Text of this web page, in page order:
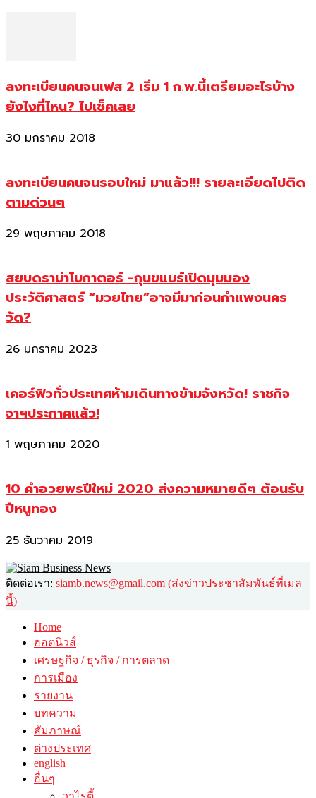
ลงทะเบียนคนจนเฟส 2 เริ่ม 1 ก.พ.นี้เตรียมอะไรบ้าง
ยังไงที่ไหน? ไปเช็คเลย
30 มกราคม 2018
ลงทะเบียนคนจนรอบใหม่ มาแล้ว!!! รายละเอียดไปติด
ตามด่วนๆ
29 พฤษภาคม 2018
สยบดราม่าโบกาตอร์ -กุนขแมร์เปิดมุมมอง
ประวัติศาสตร์ “มวยไทย”อาจมีมาก่อนกำแพงนคร
วัด?
26 มกราคม 2023
เคอร์ฟิวทั่วประเทศห้ามเดินทางข้ามจังหวัด! ราชกิจ
จาฯประกาศแล้ว!
1 พฤษภาคม 2020
10 คำอวยพรปีใหม่ 2020 ส่งความหมายดีๆ ต้อนรับ
ปีหนูทอง
25 ธันวาคม 2019
ติดต่อเรา: siamb.news@gmail.com (ส่งข่าวประชาสัมพันธ์ที่เมล
นี้)
Home
ฮอตนิวส์
เศรษฐกิจ / ธุรกิจ / การตลาด
การเมือง
รายงาน
บทความ
สัมภาษณ์
ต่างประเทศ
english
อื่นๆ